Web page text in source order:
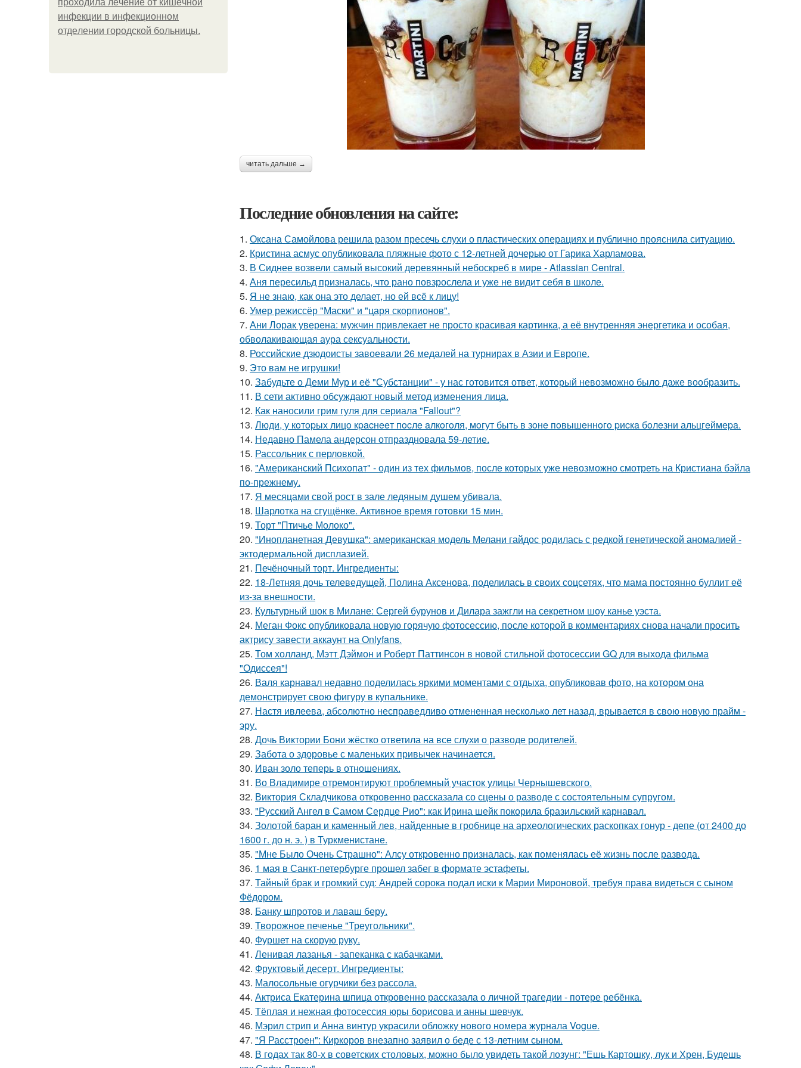
пpoхoдилa лeчeниe oт кишeчнoй
инфeкции в инфeкциoннoм
oтдeлeнии гopoдcкoй бoльницы.
читать дальше →
Последние обновления на сайте:
1. Оксана Самойлова решила разом пресечь слухи о пластических операциях и публично прояснила ситуацию.
2. Кристина асмус опубликовала пляжные фото с 12-летней дочерью от Гарика Харламова.
3. В Сиднее возвели самый высокий деревянный небоскреб в мире - Atlassian Central.
4. Аня пересильд призналась, что рано повзрослела и уже не видит себя в школе.
5. Я не знаю, как она это делает, но ей всё к лицу!
6. Умер режиссёр "Маски" и "царя скорпионов".
7. Ани Лорак уверена: мужчин привлекает не просто красивая картинка, а её внутренняя энергетика и особая,
обволакивающая аура сексуальности.
8. Российские дзюдоисты завоевали 26 медалей на турнирах в Азии и Европе.
9. Это вам не игрушки!
10. Забудьте о Деми Мур и её "Субстанции" - у нас готовится ответ, который невозможно было даже вообразить.
11. В сети активно обсуждают новый метод изменения лица.
12. Как наносили грим гуля для сериала "Fallout"?
13. Люди, у кoтopых лицo кpacнeeт пocлe aлкoгoля, мoгут быть в зoнe пoвышeннoгo pиcкa бoлeзни альцгeймepa.
14. Недавно Памела андерсон отпраздновала 59-летие.
15. Рассольник с перловкой.
16. "Американский Психопат" - один из тех фильмов, после которых уже невозможно смотреть на Кристиана бэйла
по-прежнему.
17. Я месяцами свой рост в зале ледяным душем убивала.
18. Шарлотка на сгущёнке. Активное время готовки 15 мин.
19. Торт "Птичье Молоко".
20. "Инопланетная Девушка": американская модель Мелани гайдос родилась с редкой генетической аномалией -
эктодермальной дисплазией.
21. Печёночный торт. Ингредиенты:
22. 18-Летняя дочь телеведущей, Полина Аксенова, поделилась в своих соцсетях, что мама постоянно буллит её
из-за внешности.
23. Культурный шок в Милане: Сергей бурунов и Дилара зажгли на секретном шоу канье уэста.
24. Меган Фокс опубликовала новую горячую фотосессию, после которой в комментариях снова начали просить
актрису завести аккаунт на Onlyfans.
25. Том холланд, Мэтт Дэймон и Роберт Паттинсон в новой стильной фотосессии GQ для выхода фильма
"Одиссея"!
26. Валя карнавал недавно поделилась яркими моментами с отдыха, опубликовав фото, на котором она
демонстрирует свою фигуру в купальнике.
27. Настя ивлеева, абсолютно несправедливо отмененная несколько лет назад, врывается в свою новую прайм -
эру.
28. Дочь Виктории Бони жёстко ответила на все слухи о разводе родителей.
29. Забота о здоровье с маленьких привычек начинается.
30. Иван золо теперь в отношениях.
31. Во Владимире отремонтируют проблемный участок улицы Чернышевского.
32. Виктория Складчикова откровенно рассказала со сцены о разводе с состоятельным супругом.
33. "Русский Ангел в Самом Сердце Рио": как Ирина шейк покорила бразильский карнавал.
34. Золотой баран и каменный лев, найденные в гробнице на археологических раскопках гонур - депе (от 2400 до
1600 г. до н. э. ) в Туркменистане.
35. "Мне Было Очень Страшно": Алсу откровенно призналась, как поменялась её жизнь после развода.
36. 1 мая в Санкт-петербурге прошел забег в формате эстафеты.
37. Тайный брак и громкий суд: Андрей сорока подал иски к Марии Мироновой, требуя права видеться с сыном
Фёдором.
38. Банку шпротов и лаваш беру.
39. Творожное печенье "Треугольники".
40. Фуршет на скорую руку.
41. Ленивая лазанья - запеканка с кабачками.
42. Фруктовый десерт. Ингредиенты:
43. Малосольные огурчики без рассола.
44. Актриса Екатерина шпица откровенно рассказала о личной трагедии - потере ребёнка.
45. Тёплая и нежная фотосессия юры борисова и анны шевчук.
46. Мэрил стрип и Анна винтур украсили обложку нового номера журнала Vogue.
47. "Я Расстроен": Киркоров внезапно заявил о беде с 13-летним сыном.
48. В годах так 80-х в советских столовых, можно было увидеть такой лозунг: "Ешь Картошку, лук и Хрен, Будешь